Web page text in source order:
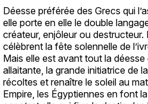
Déesse préférée des Grecs qui
elle porte en elle le double
créateur, enjôleur ou destructeur.
célèbrent la fête solennelle de
Mais elle est avant tout la
allaitante, la grande initiatrice de
récoltes et renaître le soleil au
Empire, les Égyptiennes en font